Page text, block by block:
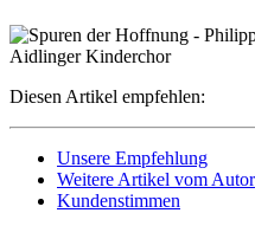
Diesen Artikel empfehlen:
Unsere Empfehlung
Weitere Artikel vom Autor
Kundenstimmen